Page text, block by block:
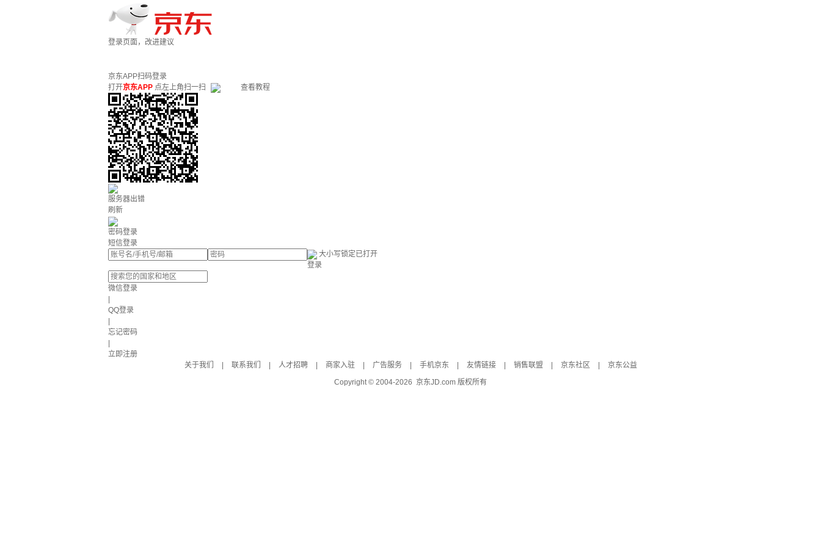
登录页面，改进建议
京东APP扫码登录
打开京东APP 点左上角扫一扫 查看教程
服务器出错
刷新
密码登录
短信登录
大小写锁定已打开
登录
微信登录
QQ登录
忘记密码
立即注册
关于我们
联系我们 人才招聘 商家入驻 广告服务 手机京东 友情链接 销售联盟 京东社区
京东公益
Copyright © 2004-2026 京东JD.com 版权所有